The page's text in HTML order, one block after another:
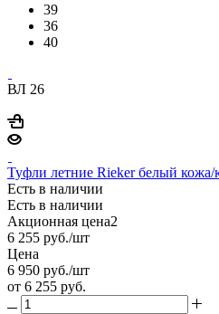
39
36
40
ВЛ 26
Туфли летние Rieker белый кожа/
Есть в наличии
Есть в наличии
Акционная цена2
6 255 руб./шт
Цена
6 950 руб./шт
от 6 255 руб.